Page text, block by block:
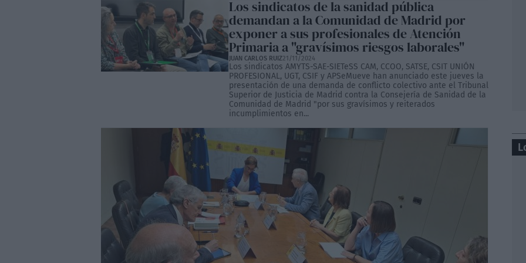
Los sindicatos de la sanidad pública
demandan a la Comunidad de Madrid por
exponer a sus profesionales de Atención
Primaria a "gravísimos riesgos laborales"
JUAN CARLOS RUIZ21/11/2024
Los sindicatos AMYTS-SAE-SIETeSS CAM, CCOO, SATSE, CSIT UNIÓN
PROFESIONAL, UGT, CSIF y APSeMueve han anunciado este jueves la
presentación de una demanda de conflicto colectivo ante el Tribunal
Superior de Justicia de Madrid contra la Consejería de Sanidad de la
Comunidad de Madrid "por sus gravísimos y reiterados
incumplimientos en...